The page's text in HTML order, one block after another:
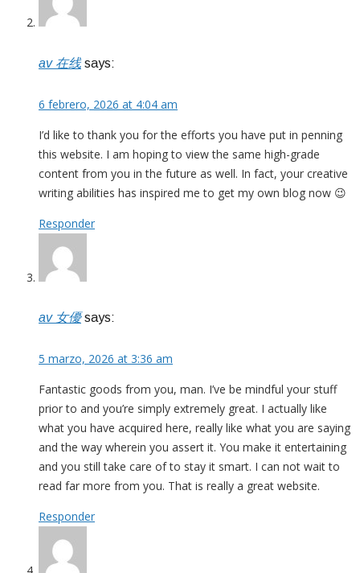
av 在线 says:
6 febrero, 2026 at 4:04 am
I’d like to thank you for the efforts you have put in penning
this website. I am hoping to view the same high-grade
content from you in the future as well. In fact, your creative
writing abilities has inspired me to get my own blog now 😉
Responder
av 女優 says:
5 marzo, 2026 at 3:36 am
Fantastic goods from you, man. I’ve be mindful your stuff
prior to and you’re simply extremely great. I actually like
what you have acquired here, really like what you are saying
and the way wherein you assert it. You make it entertaining
and you still take care of to stay it smart. I can not wait to
read far more from you. That is really a great website.
Responder